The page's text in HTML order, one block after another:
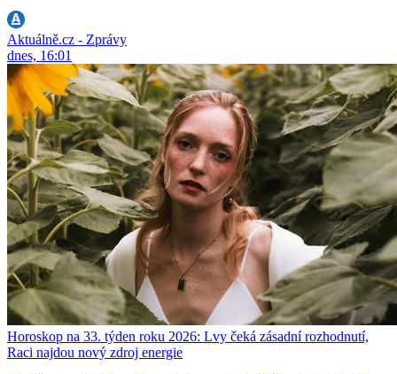
Aktuálně.cz - Zprávy
dnes, 16:01
Horoskop na 33. týden roku 2026: Lvy čeká zásadní rozhodnutí,
Raci najdou nový zdroj energie